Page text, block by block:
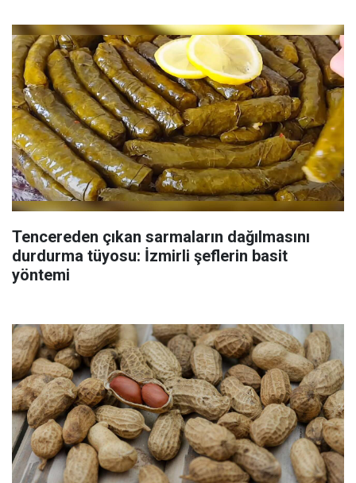
Tencereden çıkan sarmaların dağılmasını
durdurma tüyosu: İzmirli şeflerin basit
yöntemi